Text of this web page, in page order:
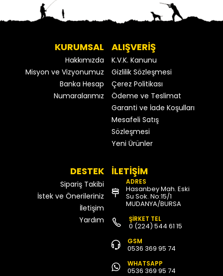
KURUMSAL
Hakkımızda
Misyon ve Vizyonumuz
Banka Hesap
Numaralarımız
ALIŞVERİŞ
K.V.K. Kanunu
Gizlilik Sözleşmesi
Çerez Politikası
Ödeme ve Teslimat
Garanti ve İade Koşulları
Mesafeli Satış
Sözleşmesi
Yeni Ürünler
DESTEK
Sipariş Takibi
İstek ve Önerileriniz
İletişim
Yardım
İLETİŞİM
ADRES
Hasanbey Mah. Eski
Su Sok. No:15/1
MUDANYA/BURSA
ŞİRKET TEL
0 (224) 544 61 15
GSM
0536 369 95 74
WHATSAPP
0536 369 95 74